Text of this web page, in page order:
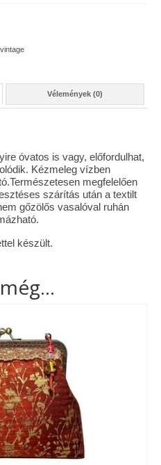
vintage
Vélemények (0)
óvatos is vagy, előfordulhat,
Kézmeleg vízben
megfelelően
szárítás után a textilt
gőzölős vasalóval ruhán
készült.